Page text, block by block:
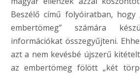
Beszélő című folyóiratban, hogy
embertömeg” számára
információkat összegyűjteni.
azt a nem kevésbé újszerű
az embertömeg fölött „két